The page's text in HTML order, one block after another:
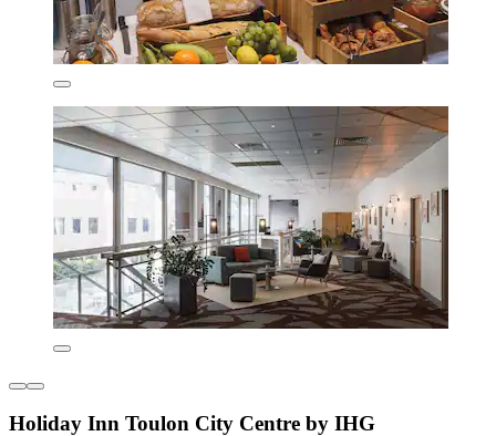
Holiday Inn Toulon City Centre by IHG